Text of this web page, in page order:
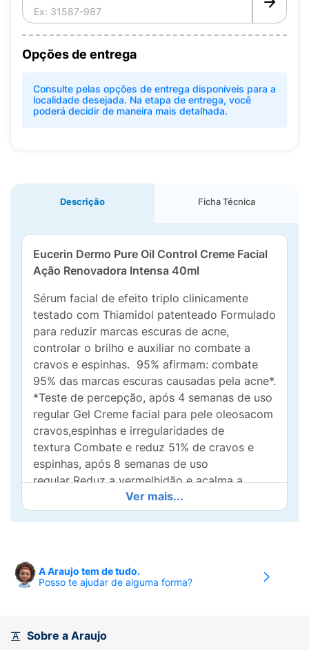
Opções de entrega
Consulte pelas opções de entrega disponíveis para a
localidade desejada. Na etapa de entrega, você
poderá decidir de maneira mais detalhada.
Descrição Ficha Técnica
Eucerin Dermo Pure Oil Control Creme Facial
Ação Renovadora Intensa 40ml
Sérum facial de efeito triplo clinicamente
testado com Thiamidol patenteado Formulado
para reduzir marcas escuras de acne,
controlar o brilho e auxiliar no combate a
cravos e espinhas. 95% afirmam: combate
95% das marcas escuras causadas pela acne*.
*Teste de percepção, após 4 semanas de uso
regular Gel Creme facial para pele oleosacom
cravos,espinhas e irregularidades de
textura Combate e reduz 51% de cravos e
espinhas, após 8 semanas de uso
regular Reduz a vermelhidão e acalma a
irritação Ação secativa Ação Renovadora
Intensa Não comedogênicoEucerin Gel Creme
com ácido glicólico que ajuda a reduzir as
células mortas O inovador Eucerin
reduzir cravos e espinhas. É adequado para
todas as formas leves ou moderadas de acne
Ver mais...
A Araujo tem de tudo.
Posso te ajudar de alguma forma?
Sobre a Araujo